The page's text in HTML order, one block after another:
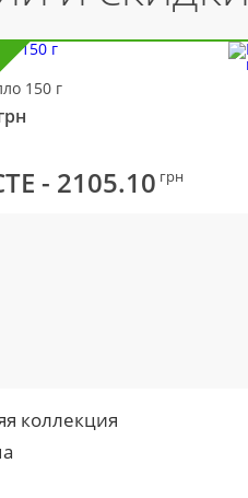
150 г
- 2105.10 грн
коллекция